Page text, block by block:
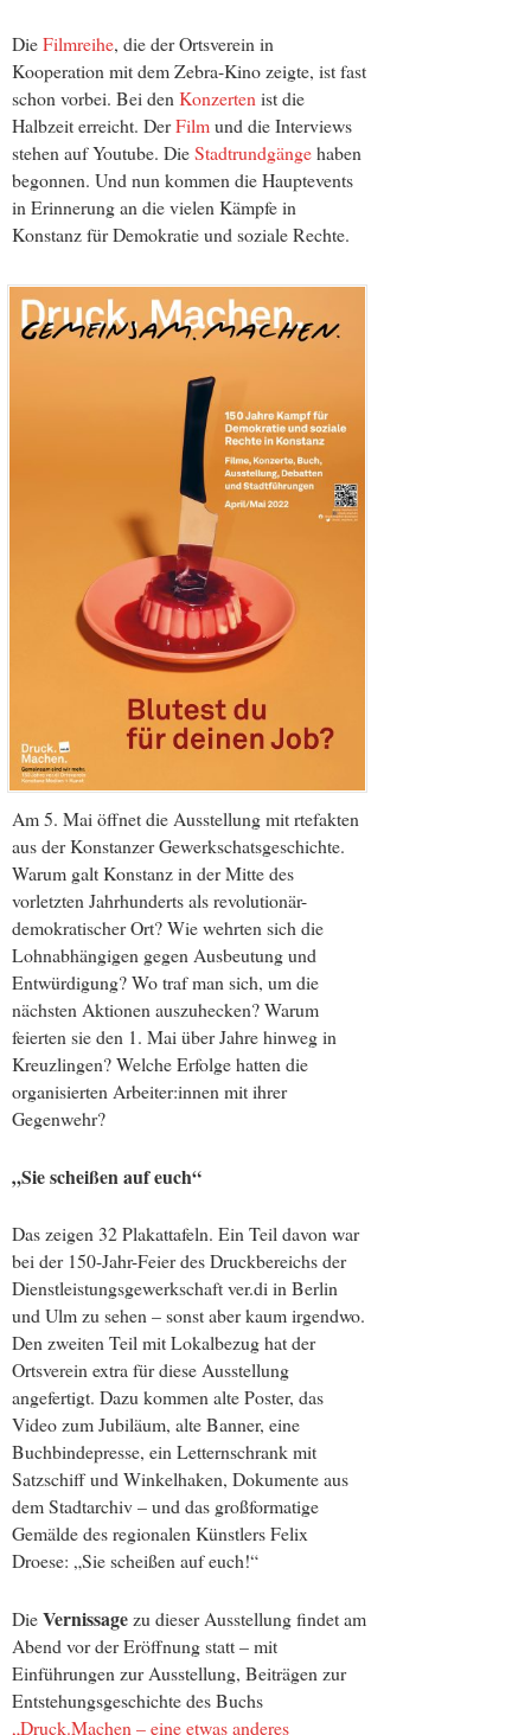
DieFilmreihe, die der Ortsverein in
Kooperation mit dem Zebra-Kino zeigte, ist fast
schon vorbei. Bei denKonzertenist die
Halbzeit erreicht. DerFilmund die Interviews
stehen auf Youtube. DieStadtrundgängehaben
begonnen. Und nun kommen die Hauptevents
in Erinnerung an die vielen Kämpfe in
Konstanz für Demokratie und soziale Rechte.
Am 5. Mai öffnet die Ausstellung mit rtefakten
aus der Konstanzer Gewerkschatsgeschichte.
Warum galt Konstanz in der Mitte des
vorletzten Jahrhunderts als revolutionär-
demokratischer Ort? Wie wehrten sich die
Lohnabhängigen gegen Ausbeutung und
Entwürdigung? Wo traf man sich, um die
nächsten Aktionen auszuhecken? Warum
feierten sie den 1. Mai über Jahre hinweg in
Kreuzlingen? Welche Erfolge hatten die
organisierten Arbeiter:innen mit ihrer
Gegenwehr?
„Sie scheißen auf euch“
Das zeigen 32 Plakattafeln. Ein Teil davon war
bei der 150-Jahr-Feier des Druckbereichs der
Dienstleistungsgewerkschaft ver.di in Berlin
und Ulm zu sehen – sonst aber kaum irgendwo.
Den zweiten Teil mit Lokalbezug hat der
Ortsverein extra für diese Ausstellung
angefertigt. Dazu kommen alte Poster, das
Video zum Jubiläum, alte Banner, eine
Buchbindepresse, ein Letternschrank mit
Satzschiff und Winkelhaken, Dokumente aus
dem Stadtarchiv – und das großformatige
Gemälde des regionalen Künstlers Felix
Droese: „Sie scheißen auf euch!“
DieVernissagezu dieser Ausstellung findet am
Abend vor der Eröffnung statt – mit
Einführungen zur Ausstellung, Beiträgen zur
Entstehungsgeschichte des Buchs
„Druck.Machen – eine etwas anderes